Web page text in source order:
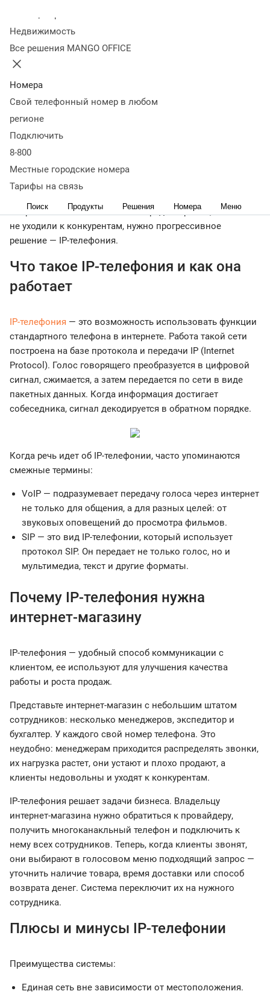
Недвижимость
Все решения MANGO OFFICE
Номера
Свой телефонный номер в любом
регионе
Подключить
8-800
Местные городские номера
Тарифы на связь
Поиск Продукты Решения Номера Меню
Оглавление
Что такое IP-телефония и как она работает
телефония нужна интернет-магазину
телефонии
магазина
Какой номер выбратьКакое оборудование и ПО
Бизнес невозможен без коммуникаций: нужно
принимать заявки от покупателей, оказывать
техподдержку и сопровождение, общаться с партнерами
и подрядчиками. Количество интернет-покупателей
растет, а вместе с ними и требования к системе связи.
современного бизнеса. Чтобы продажи росли, а клиенты
не уходили к конкурентам, нужно прогрессивное
решение — IP-телефония.
Что такое IP-телефония и как она
работает
IP-телефония — это возможность использовать функции
стандартного телефона в интернете. Работа такой сети
построена на базе протокола и передачи IP (Internet
Protocol). Голос говорящего преобразуется в цифровой
сигнал, сжимается, а затем передается по сети в виде
пакетных данных. Когда информация достигает
собеседника, сигнал декодируется в обратном порядке.
Когда речь идет об IP-телефонии, часто упоминаются
смежные термины:
VoIP — подразумевает передачу голоса через интернет
не только для общения, а для разных целей: от
звуковых оповещений до просмотра фильмов.
SIP — это вид IP-телефонии, который использует
протокол SIP. Он передает не только голос, но и
мультимедиа, текст и другие форматы.
Почему IP-телефония нужна
интернет-магазину
IP-телефония — удобный способ коммуникации с
клиентом, ее используют для улучшения качества
работы и роста продаж.
Представьте интернет-магазин с небольшим штатом
сотрудников: несколько менеджеров, экспедитор и
бухгалтер. У каждого свой номер телефона. Это
неудобно: менеджерам приходится распределять звонки,
их нагрузка растет, они устают и плохо продают, а
клиенты недовольны и уходят к конкурентам.
IP-телефония решает задачи бизнеса. Владельцу
интернет-магазина нужно обратиться к провайдеру,
получить многоканакльный телефон и подключить к
нему всех сотрудников. Теперь, когда клиенты звонят,
они выбирают в голосовом меню подходящий запрос —
уточнить наличие товара, время доставки или способ
возврата денег. Система переключит их на нужного
сотрудника.
Плюсы и минусы IP-телефонии
Преимущества системы:
Единая сеть вне зависимости от местоположения.